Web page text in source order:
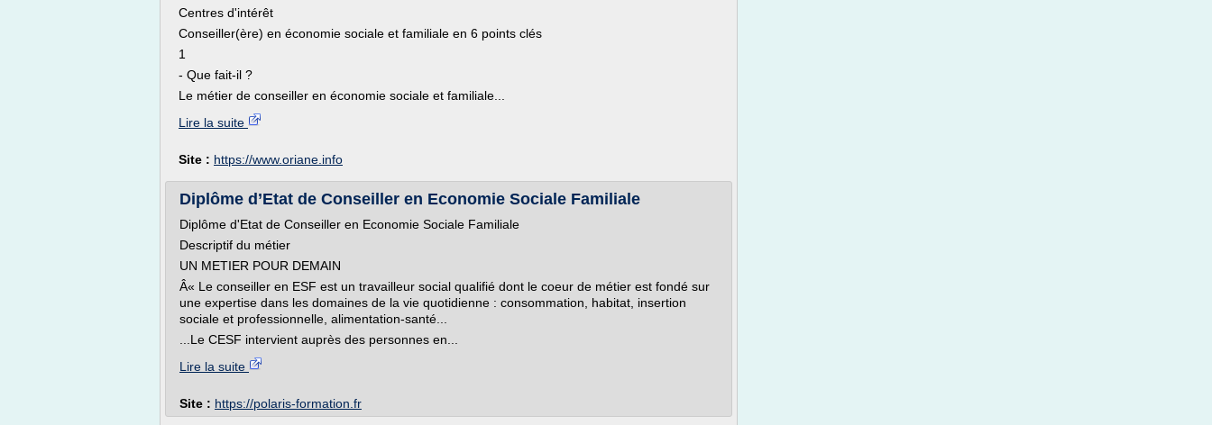
Centres d'intérêt
Conseiller(ère) en économie sociale et familiale en 6 points clés
1
- Que fait-il ?
Le métier de conseiller en économie sociale et familiale...
Lire la suite
Site : https://www.oriane.info
Diplôme d’Etat de Conseiller en Economie Sociale Familiale
Diplôme d'Etat de Conseiller en Economie Sociale Familiale
Descriptif du métier
UN METIER POUR DEMAIN
Â« Le conseiller en ESF est un travailleur social qualifié dont le coeur de métier est fondé sur
une expertise dans les domaines de la vie quotidienne : consommation, habitat, insertion
sociale et professionnelle, alimentation-santé...
...Le CESF intervient auprès des personnes en...
Lire la suite
Site : https://polaris-formation.fr